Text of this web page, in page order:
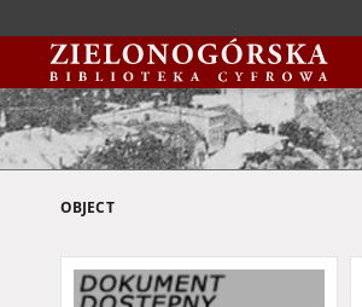
OBJECT